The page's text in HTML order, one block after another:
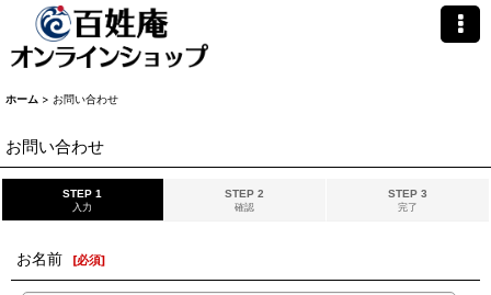
ホーム > お問い合わせ
お問い合わせ
STEP 1
入力
STEP 2
確認
STEP 3
完了
お名前 [必須]